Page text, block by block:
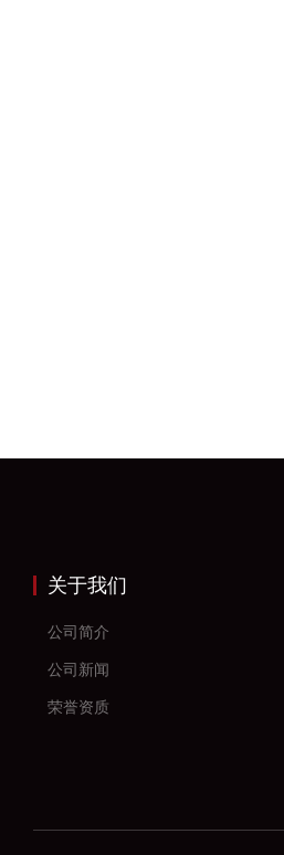
关于我们
公司简介
公司新闻
荣誉资质